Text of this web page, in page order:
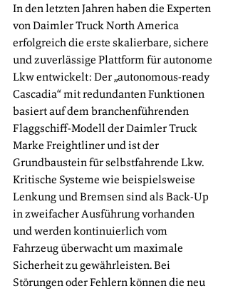
In den letzten Jahren haben die Experten
von Daimler Truck North America
erfolgreich die erste skalierbare, sichere
und zuverlässige Plattform für autonome
Lkw entwickelt: Der „autonomous-ready
Cascadia“ mit redundanten Funktionen
basiert auf dem branchenführenden
Flaggschiff-Modell der Daimler Truck
Marke Freightliner und ist der
Grundbaustein für selbstfahrende Lkw.
Kritische Systeme wie beispielsweise
Lenkung und Bremsen sind als Back-Up
in zweifacher Ausführung vorhanden
und werden kontinuierlich vom
Fahrzeug überwacht um maximale
Sicherheit zu gewährleisten. Bei
Störungen oder Fehlern können die neu